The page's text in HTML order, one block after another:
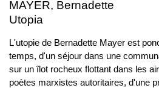
MAYER, Bernadette
Utopia
L'utopie de Bernadette Mayer est
temps, d'un séjour dans une
sur un îlot rocheux flottant dans les
poètes marxistes autoritaires, d'une